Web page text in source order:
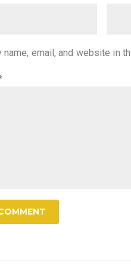
name, email, and website in